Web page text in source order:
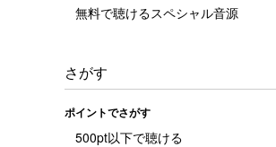
無料で聴けるスペシャル音源
さがす
ポイントでさがす
500pt以下で聴ける